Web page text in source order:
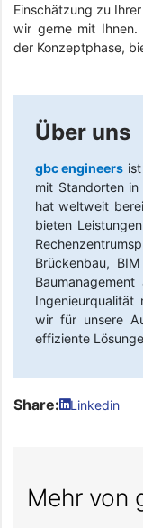
Einschätzung zu
wir gerne mit Ihnen.
der Konzeptphase,
Über uns
gbc engineers
mit Standorten
hat weltweit
bieten
Brückenbau,
Ingenieurqualität
wir für unsere
effiziente
Share: Linkedin
Mehr von